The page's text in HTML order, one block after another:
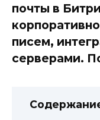
почты в
писем,
серверами.